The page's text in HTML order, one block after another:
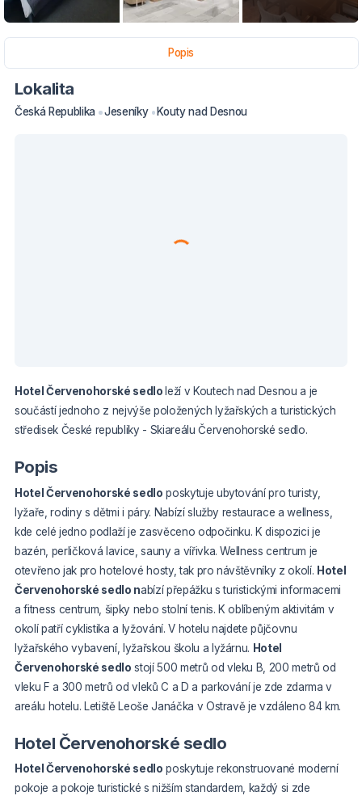
Popis
Lokalita
Česká Republika Jeseníky Kouty nad Desnou
Hotel Červenohorské sedlo leží v Koutech nad Desnou a je
součástí jednoho z nejvýše položených lyžařských a turistických
středisek České republiky - Skiareálu Červenohorské sedlo.
Popis
Hotel Červenohorské sedlo poskytuje ubytování pro turisty,
lyžaře, rodiny s dětmi i páry. Nabízí služby restaurace a wellness,
kde celé jedno podlaží je zasvěceno odpočinku. K dispozici je
bazén, perličková lavice, sauny a vířivka. Wellness centrum je
otevřeno jak pro hotelové hosty, tak pro návštěvníky z okolí. Hotel
Červenohorské sedlo nabízí přepážku s turistickými informacemi
a fitness centrum, šipky nebo stolní tenis. K oblíbeným aktivitám v
okolí patří cyklistika a lyžování. V hotelu najdete půjčovnu
lyžařského vybavení, lyžařskou školu a lyžárnu. Hotel
Červenohorské sedlo stojí 500 metrů od vleku B, 200 metrů od
vleku F a 300 metrů od vleků C a D a parkování je zde zdarma v
areálu hotelu. Letiště Leoše Janáčka v Ostravě je vzdáleno 84 km.
Hotel Červenohorské sedlo
Hotel Červenohorské sedlo poskytuje rekonstruované moderní
pokoje a pokoje turistické s nižším standardem, každý si zde